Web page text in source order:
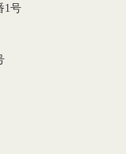
1号